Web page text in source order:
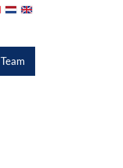
Team